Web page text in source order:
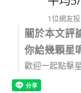
1位網友
關於本文評
你給幾顆星
歡迎一起點擊